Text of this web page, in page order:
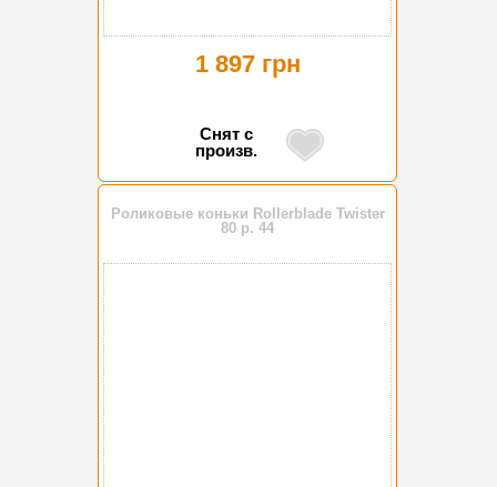
1 897 грн
Снят с
произв.
Роликовые коньки Rollerblade Twister
80 р. 44